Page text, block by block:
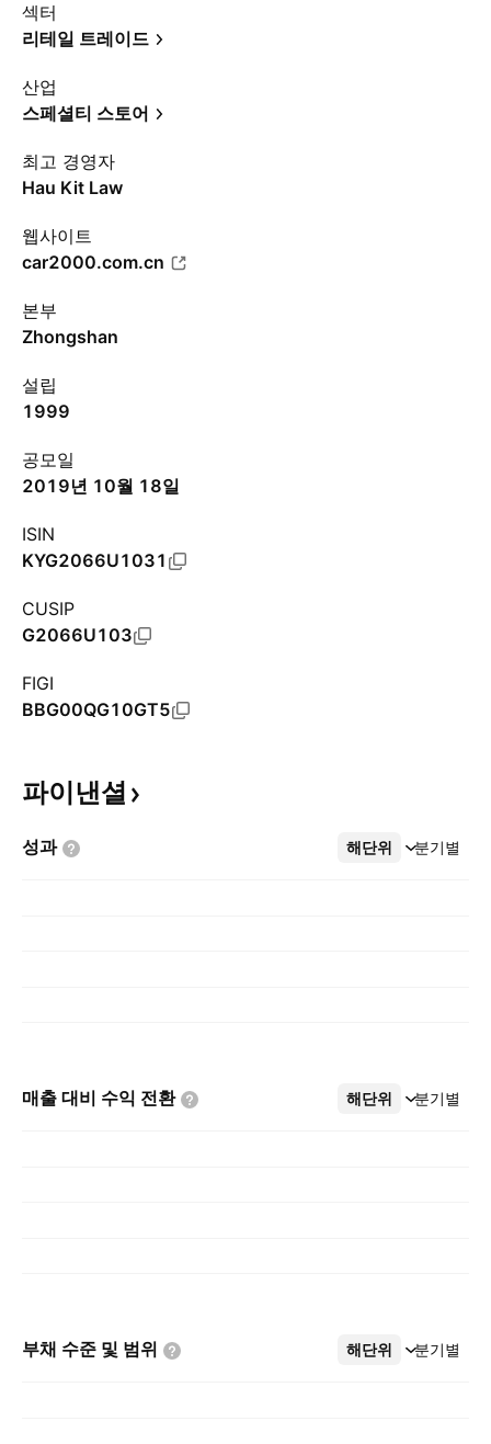
섹터
리테일 트레이드
산업
스페셜티 스토어
최고 경영자
Hau Kit Law
웹사이트
car2000.com.cn
본부
Zhongshan
설립
1999
공모일
2019년 10월 18일
ISIN
KYG2066U1031
CUSIP
G2066U103
FIGI
BBG00QG10GT5
파이낸셜
성과 해단위 분기별
더보기
매출 대비 수익 전환 해단위 분기별
더보기
부채 수준 및 범위 해단위 분기별
더보기